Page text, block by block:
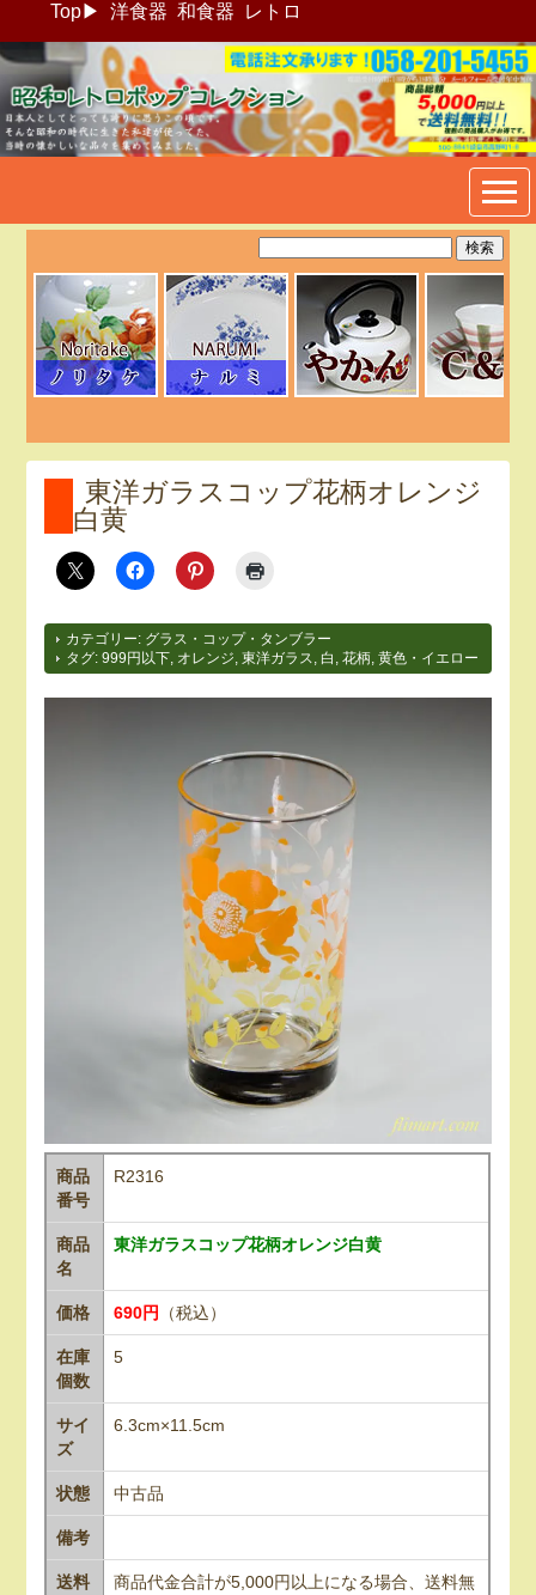
Top▶ 洋食器 和食器 レトロ
昭和レトロポップ食器生活雑
貨通販＠フリマート
東洋ガラスコップ花柄オレンジ
白黄
カテゴリー: グラス・コップ・タンブラー
タグ:999円以下 オレンジ ,東洋ガラス 白 ,花柄 ,黄色・イエロー
商品
番号
R2316
商品
名
東洋ガラスコップ花柄オレンジ白黄
価格 690円 （税込）
在庫
個数
5
サイ
ズ
6.3cm×11.5cm
状態 中古品
備考
送料
商品代金合計が5,000円以上になる場合、送料無